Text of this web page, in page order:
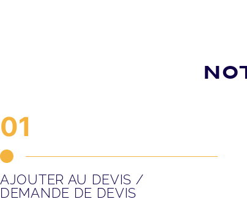
01
AJOUTER AU DEVIS /
DEMANDE DE DEVIS